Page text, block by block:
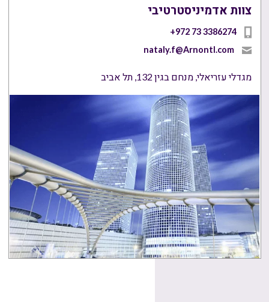
צוות אדמיניסטרטיבי
+972 73 3386274
nataly.f@Arnontl.com
מגדלי עזריאלי, מנחם בגין 132, תל אביב